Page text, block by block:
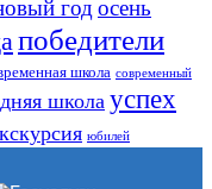
годосень
победители
школа современный
школауспех
юбилей